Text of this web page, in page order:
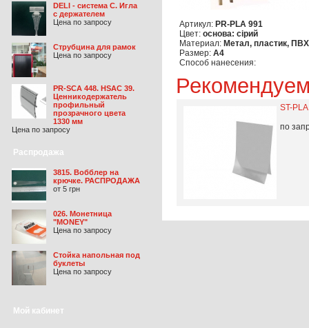
DELI - система С. Игла
с держателем
Цена по запросу
Струбцина для рамок
Цена по запросу
PR-SCA 448. HSAC 39.
Ценникодержатель
профильный
прозрачного цвета
1330 мм
Цена по запросу
Распродажа
3815. Вобблер на
крючке. РАСПРОДАЖА
от 5 грн
026. Монетница
"MONEY"
Цена по запросу
Стойка напольная под
буклеты
Цена по запросу
Мой кабинет
Артикул: PR-PLA 991
Цвет:основа: сірий
Материал: Метал, пластик,
Размер:А4
Способ нанесения:
ST-
по